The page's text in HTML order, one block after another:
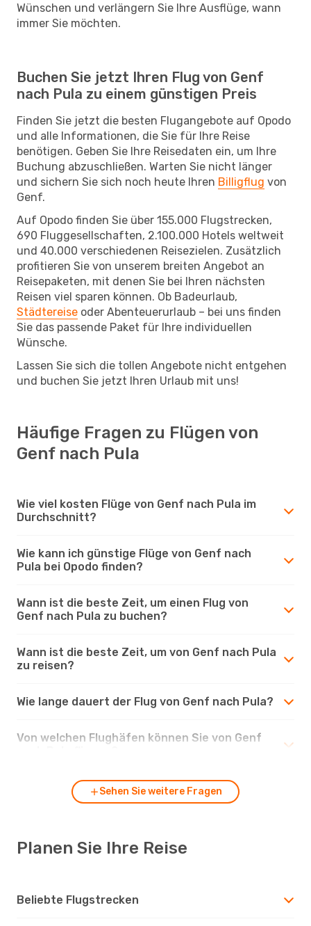
Wünschen und verlängern Sie Ihre Ausflüge, wann
immer Sie möchten.
Buchen Sie jetzt Ihren Flug von Genf
nach Pula zu einem günstigen Preis
Finden Sie jetzt die besten Flugangebote auf Opodo
und alle Informationen, die Sie für Ihre Reise
benötigen. Geben Sie Ihre Reisedaten ein, um Ihre
Buchung abzuschließen. Warten Sie nicht länger
und sichern Sie sich noch heute Ihren Billigflug von
Genf.
Auf Opodo finden Sie über 155.000 Flugstrecken,
690 Fluggesellschaften, 2.100.000 Hotels weltweit
und 40.000 verschiedenen Reisezielen. Zusätzlich
profitieren Sie von unserem breiten Angebot an
Reisepaketen, mit denen Sie bei Ihren nächsten
Reisen viel sparen können. Ob Badeurlaub,
Städtereise oder Abenteuerurlaub – bei uns finden
Sie das passende Paket für Ihre individuellen
Wünsche.
Lassen Sie sich die tollen Angebote nicht entgehen
und buchen Sie jetzt Ihren Urlaub mit uns!
Häufige Fragen zu Flügen von
Genf nach Pula
Wie viel kosten Flüge von Genf nach Pula im
Durchschnitt?
Wie kann ich günstige Flüge von Genf nach
Pula bei Opodo finden?
Wann ist die beste Zeit, um einen Flug von
Genf nach Pula zu buchen?
Wann ist die beste Zeit, um von Genf nach Pula
zu reisen?
Wie lange dauert der Flug von Genf nach Pula?
Von welchen Flughäfen können Sie von Genf
Sehen Sie weitere Fragen
Planen Sie Ihre Reise
Beliebte Flugstrecken